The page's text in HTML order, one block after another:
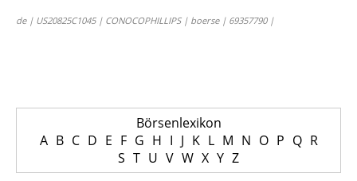
de | US20825C1045 | CONOCOPHILLIPS | boerse | 69357790 |
Börsenlexikon
A B C D E F G H I J K L M N O P Q R
S T U V W X Y Z